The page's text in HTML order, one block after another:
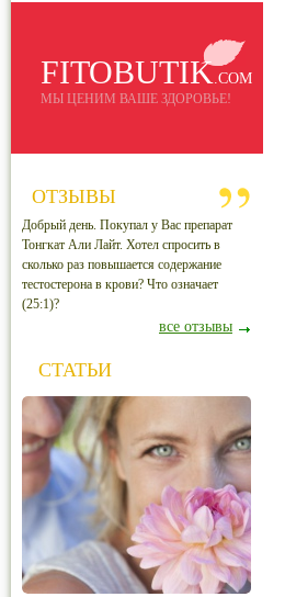
FITOBUTIK.COM
МЫ ЦЕНИМ ВАШЕ ЗДОРОВЬЕ!
ОТЗЫВЫ
Добрый день. Покупал у Вас препарат
Тонгкат Али Лайт. Хотел спросить в
сколько раз повышается содержание
тестостерона в крови? Что означает
(25:1)?
все отзывы
СТАТЬИ